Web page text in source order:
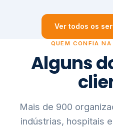
Ver todos os
QUEM CONFIA
Alguns
Mais de 900
indústrias, hospitais